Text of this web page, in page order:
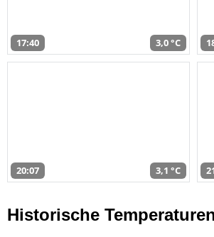
17:40 3,0 °C
20:07 3,1 °C
Historische